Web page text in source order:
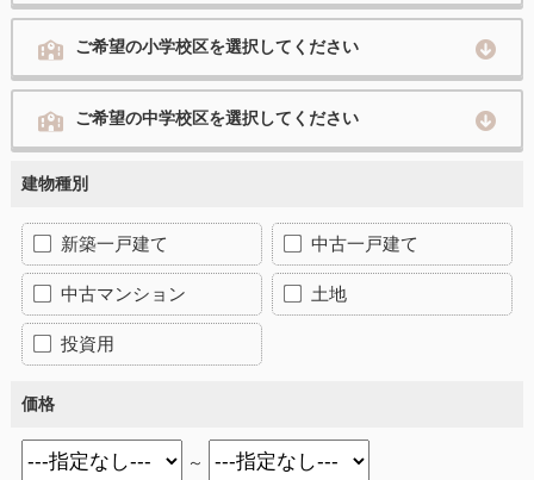
ご希望の小学校区を選択してください
ご希望の中学校区を選択してください
建物種別
新築一戸建て 中古一戸建て
中古マンション 土地
投資用
価格
～